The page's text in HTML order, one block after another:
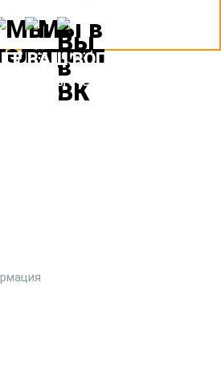
ВАШ ВОПРОС
Мы очень быстро свяжемся с
вами :)